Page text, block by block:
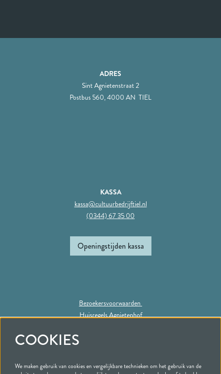
ADRES
Sint Agnietenstraat 2
Postbus 560, 4000 AN TIEL
KASSA
kassa@cultuurbedrijftiel.nl
(0344) 67 35 00
Openingstijden kassa
Bezoekersvoorwaarden
Huisregels Agnietenhof
Volg ons
COOKIES
We maken gebruik van cookies en vergelijkbare technieken om het gebruik van de